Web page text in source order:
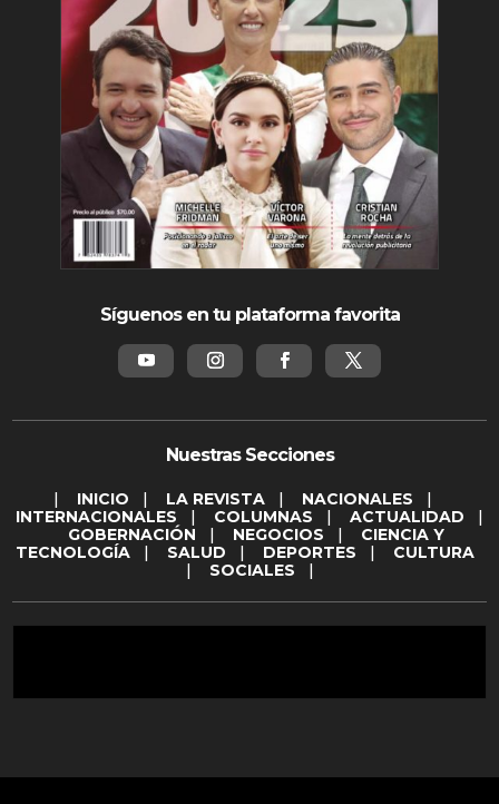
Síguenos en tu plataforma favorita
Nuestras Secciones
| INICIO | LA REVISTA | NACIONALES |
INTERNACIONALES | COLUMNAS | ACTUALIDAD |
GOBERNACIÓN | NEGOCIOS | CIENCIA Y
TECNOLOGÍA | SALUD | DEPORTES | CULTURA
| SOCIALES |